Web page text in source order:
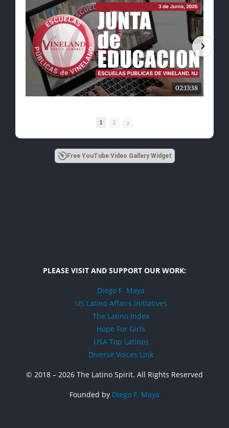
02:13:38
1 2
Free YouTube Video Gallery Widget
PLEASE VISIT AND SUPPORT OUR WORK:
Diego F. Maya
US Latino Affairs Initiatives
The Latino Index
Hope For Girls
USA Top Latinos
Diverse Voices Link
© 2018 – 2026 The Latino Spirit. All Rights Reserved
Founded by Diego F. Maya